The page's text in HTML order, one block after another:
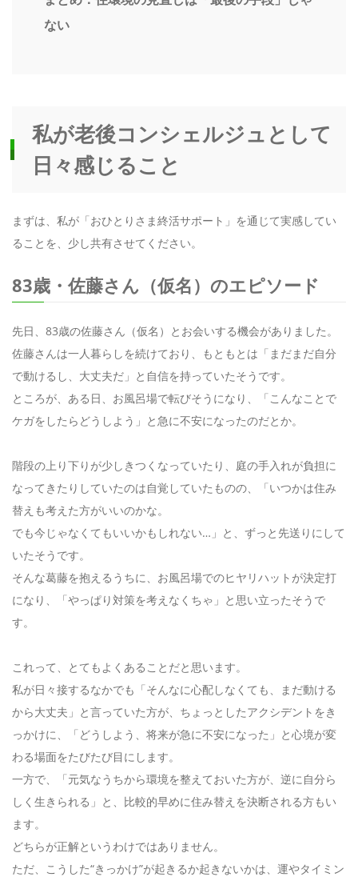
ない
私が老後コンシェルジュとして
日々感じること
まずは、私が「おひとりさま終活サポート」を通じて実感してい
ることを、少し共有させてください。
83歳・佐藤さん（仮名）のエピソード
先日、83歳の佐藤さん（仮名）とお会いする機会がありました。
佐藤さんは一人暮らしを続けており、もともとは「まだまだ自分
で動けるし、大丈夫だ」と自信を持っていたそうです。
ところが、ある日、お風呂場で転びそうになり、「こんなことで
ケガをしたらどうしよう」と急に不安になったのだとか。
階段の上り下りが少しきつくなっていたり、庭の手入れが負担に
なってきたりしていたのは自覚していたものの、「いつかは住み
替えも考えた方がいいのかな。
でも今じゃなくてもいいかもしれない…」と、ずっと先送りにして
いたそうです。
そんな葛藤を抱えるうちに、お風呂場でのヒヤリハットが決定打
になり、「やっぱり対策を考えなくちゃ」と思い立ったそうで
す。
これって、とてもよくあることだと思います。
私が日々接するなかでも「そんなに心配しなくても、まだ動ける
から大丈夫」と言っていた方が、ちょっとしたアクシデントをき
っかけに、「どうしよう、将来が急に不安になった」と心境が変
わる場面をたびたび目にします。
一方で、「元気なうちから環境を整えておいた方が、逆に自分ら
しく生きられる」と、比較的早めに住み替えを決断される方もい
ます。
どちらが正解というわけではありません。
ただ、こうした“きっかけ”が起きるか起きないかは、運やタイミン